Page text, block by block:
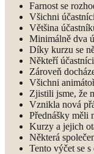
Farnost se
Všichni
Většina
Minimálně dva
Díky kurzu se
Někteří
Zároveň
Všichni
Zjistili jsme, že
Vznikla nová
Přednášky měli
Kurzy a jejich
Některá
Tento výčet se s